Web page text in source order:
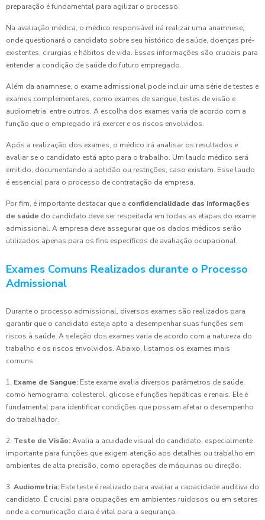
preparação é fundamental para agilizar o processo.
Na avaliação médica, o médico responsável irá realizar uma anamnese,
onde questionará o candidato sobre seu histórico de saúde, doenças pré-
existentes, cirurgias e hábitos de vida. Essas informações são cruciais para
entender a condição de saúde do futuro empregado.
Além da anamnese, o exame admissional pode incluir uma série de testes e
exames complementares, como exames de sangue, testes de visão e
audiometria, entre outros. A escolha dos exames varia de acordo com a
função que o empregado irá exercer e os riscos envolvidos.
Após a realização dos exames, o médico irá analisar os resultados e
avaliar se o candidato está apto para o trabalho. Um laudo médico será
emitido, documentando a aptidão ou restrições, caso existam. Esse laudo
é essencial para o processo de contratação da empresa.
Por fim, é importante destacar que a confidencialidade das informações
de saúde do candidato deve ser respeitada em todas as etapas do exame
admissional. A empresa deve assegurar que os dados médicos serão
utilizados apenas para os fins específicos de avaliação ocupacional.
Exames Comuns Realizados durante o Processo
Admissional
Durante o processo admissional, diversos exames são realizados para
garantir que o candidato esteja apto a desempenhar suas funções sem
riscos à saúde. A seleção dos exames varia de acordo com a natureza do
trabalho e os riscos envolvidos. Abaixo, listamos os exames mais
comuns:
1. Exame de Sangue: Este exame avalia diversos parâmetros de saúde,
como hemograma, colesterol, glicose e funções hepáticas e renais. Ele é
fundamental para identificar condições que possam afetar o desempenho
do trabalhador.
2. Teste de Visão:Avalia a acuidade visual do candidato, especialmente
importante para funções que exigem atenção aos detalhes ou trabalho em
ambientes de alta precisão, como operações de máquinas ou direção.
3. Audiometria: Este teste é realizado para avaliar a capacidade auditiva do
candidato. É crucial para ocupações em ambientes ruidosos ou em setores
onde a comunicação clara é vital para a segurança.